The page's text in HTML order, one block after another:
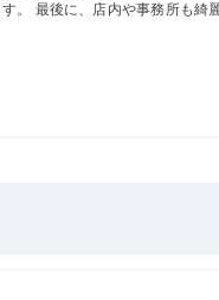
。 最後に、店内や事務所も綺